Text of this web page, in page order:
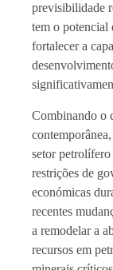
previsibilidade
tem o potencial
fortalecer a
Combinando o
setor
restrições de
económicas
recentes
a remodelar a
recursos em